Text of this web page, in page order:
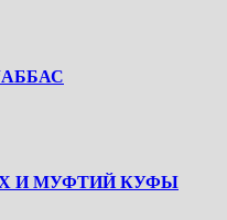
И МУФТИЙ КУФЫ